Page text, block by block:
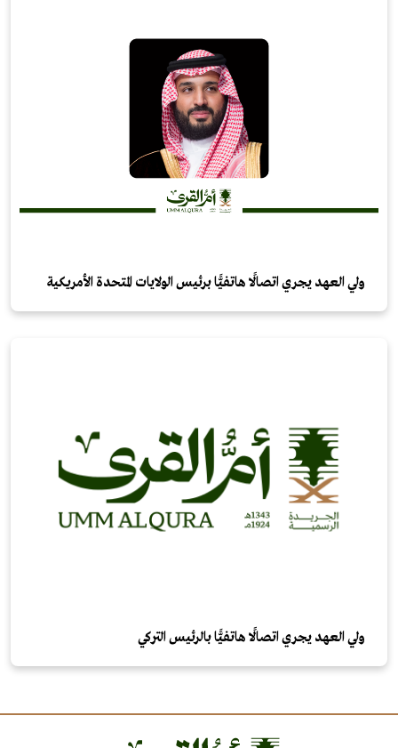
ولي العهد يجري اتصالًا هاتفيًّا برئيس الولايات المتحدة الأمريكية
ولي العهد يجري اتصالًا هاتفيًّا بالرئيس التركي